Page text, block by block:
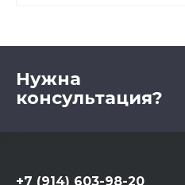
Нужна
консультация?
+7 (914) 603-98-20